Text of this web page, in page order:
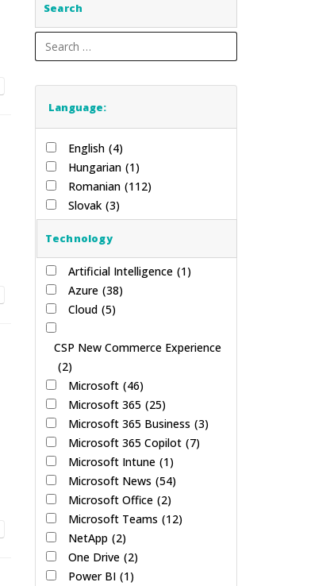
Search
Language:
English (4)
Hungarian (1)
Romanian (112)
Slovak (3)
Technology
Artificial Intelligence (1)
Azure (38)
Cloud (5)
CSP New Commerce Experience
(2)
Microsoft (46)
Microsoft 365 (25)
Microsoft 365 Business (3)
Microsoft 365 Copilot (7)
Microsoft Intune (1)
Microsoft News (54)
Microsoft Office (2)
Microsoft Teams (12)
NetApp (2)
One Drive (2)
Power BI (1)